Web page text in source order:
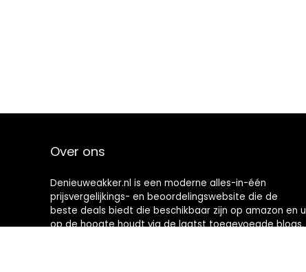
Over ons
Denieuweakker.nl is een moderne alles-in-één
prijsvergelijkings- en beoordelingswebsite die de
beste deals biedt die beschikbaar zijn op amazon en u
op de hoogte houdt via de laatst toegevoegde blogs.